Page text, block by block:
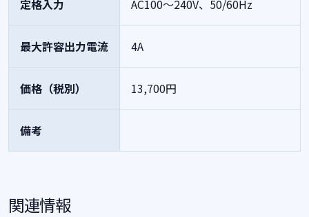
定格入力 AC100～240V、50/60Hz
最大許容出力電流 4A
価格（税別） 13,700円
備考
関連情報